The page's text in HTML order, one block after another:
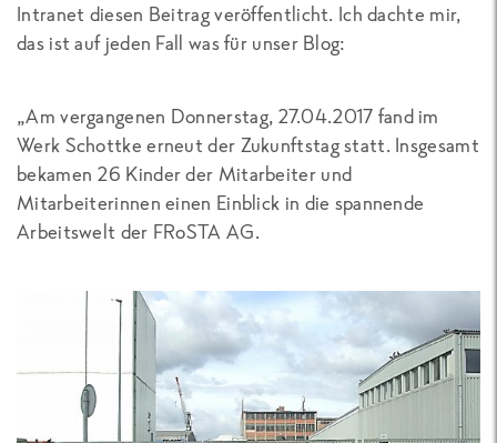
Intranet diesen Beitrag veröffentlicht. Ich dachte mir,
das ist auf jeden Fall was für unser Blog:
„Am vergangenen Donnerstag, 27.04.2017 fand im
Werk Schottke erneut der Zukunftstag statt. Insgesamt
bekamen 26 Kinder der Mitarbeiter und
Mitarbeiterinnen einen Einblick in die spannende
Arbeitswelt der FRoSTA AG.